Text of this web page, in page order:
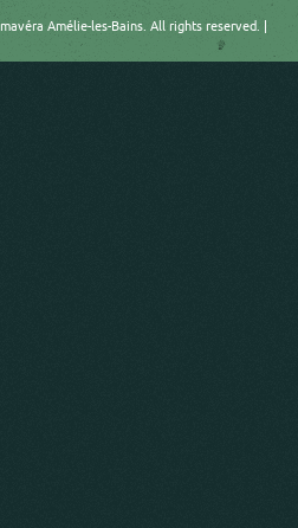
Amélie-les-Bains. All rights reserved. |